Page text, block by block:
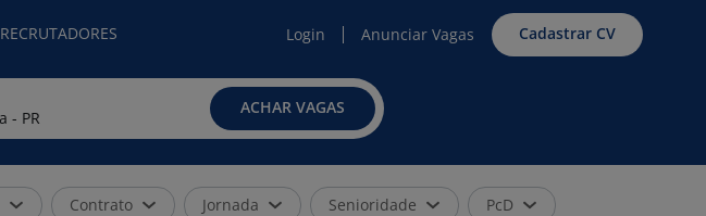
RECRUTADORES Login Anunciar Vagas Cadastrar CV
ACHAR VAGAS
Contrato Jornada Senioridade PcD